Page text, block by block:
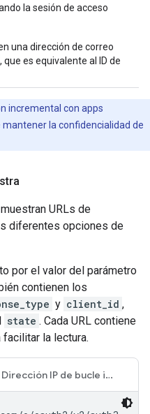
la sesión de acceso
una dirección de correo
, que es equivalente al ID de
incremental con apps
la confidencialidad de
URLs de
diferentes opciones de
por el valor del parámetro
contienen los
y client_id ,
state . Cada URL contiene
la lectura.
Dirección IP de bucle invertido